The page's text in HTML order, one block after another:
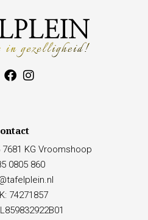
KG Vroomshoop
0805 860
74271857